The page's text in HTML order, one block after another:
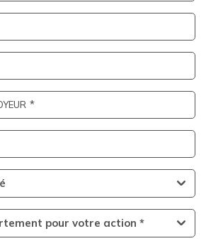
pour votre action *